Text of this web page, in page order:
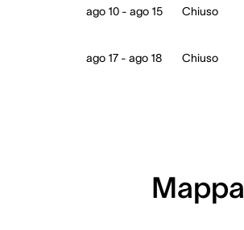
ago 10 - ago 15 Chiuso
ago 17 - ago 18 Chiuso
Mappa